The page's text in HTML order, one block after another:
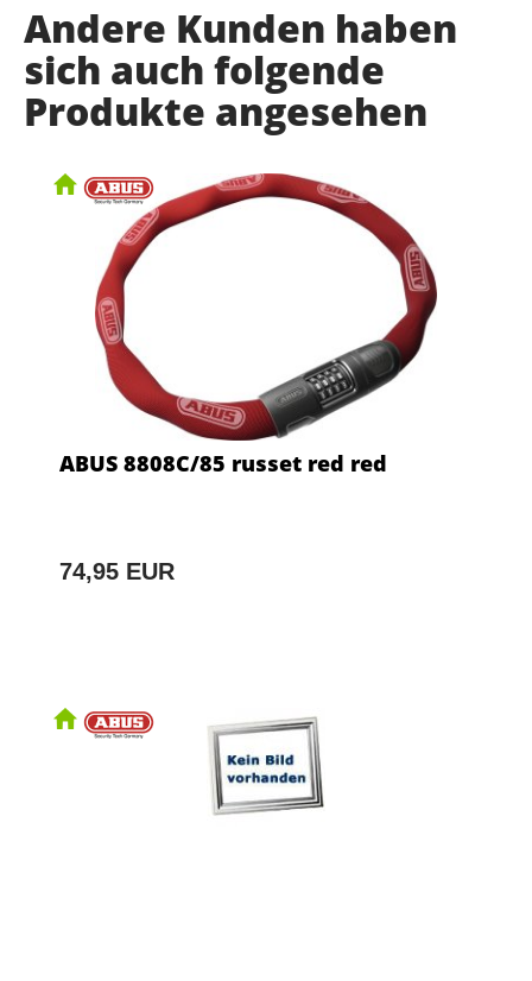
Andere Kunden haben
sich auch folgende
Produkte angesehen
ABUS 8808C/85 russet red red
74,95 EUR